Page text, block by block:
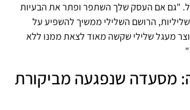
"גם אם העסק שלך השתפר ופתר את הבעיות
הרושם השלילי ממשיך להשפיע על
מעגל שלילי שקשה מאוד לצאת ממנו ללא
מסעדה שנפגעה מביקורת